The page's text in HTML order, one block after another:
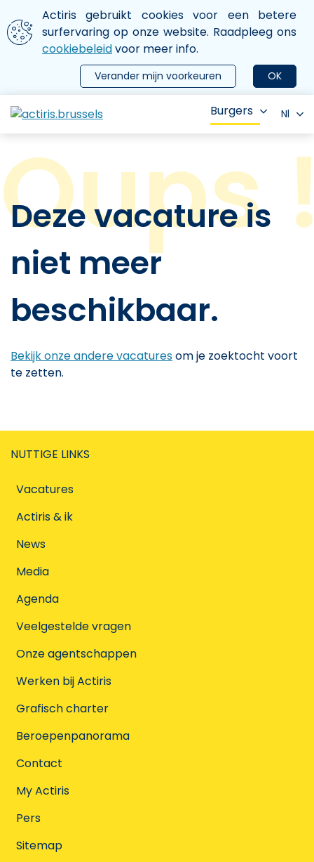
Aller au contenu principal
We gebruiken cookies
Actiris gebruikt cookies voor een betere
surfervaring op onze website. Raadpleeg ons
cookiebeleidvoor meer info.
OK
Verander mijn voorkeuren
le menu
Burgers Nl
Deze vacature is
niet meer
beschikbaar.
Bekijk onze andere vacaturesom je zoektocht voort
te zetten.
NUTTIGE LINKS
Vacatures
Actiris & ik
News
Media
Agenda
Veelgestelde vragen
Onze agentschappen
Werken bij Actiris
Grafisch charter
Beroepenpanorama
Contact
My Actiris
Pers
Sitemap